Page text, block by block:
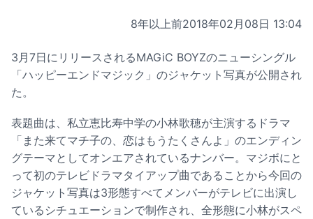
8年以上前2018年02月08日 13:04
3月7日にリリースされるMAGiC BOYZのニューシングル
「ハッピーエンドマジック」のジャケット写真が公開され
た。
表題曲は、私立恵比寿中学の小林歌穂が主演するドラマ
「また来てマチ子の、恋はもうたくさんよ」のエンディン
グテーマとしてオンエアされているナンバー。マジボにと
って初のテレビドラマタイアップ曲であることから今回の
ジャケット写真は3形態すべてメンバーがテレビに出演し
ているシチュエーションで制作され、全形態に小林がスペ